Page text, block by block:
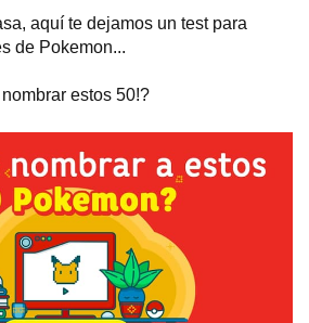
aquí te dejamos un test para
de Pokemon...
estos 50!?